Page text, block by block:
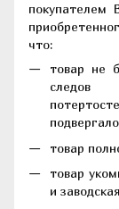
покупателем
что:
товар не
следов
товар
товар
и